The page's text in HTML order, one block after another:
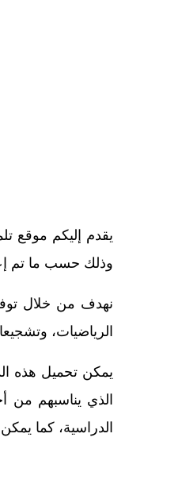
يقدم إليكم موقع
وذلك حسب ما تم
نهدف من خلال
الرياضيات،
الذي يناسبهم من
الدراسية، كما